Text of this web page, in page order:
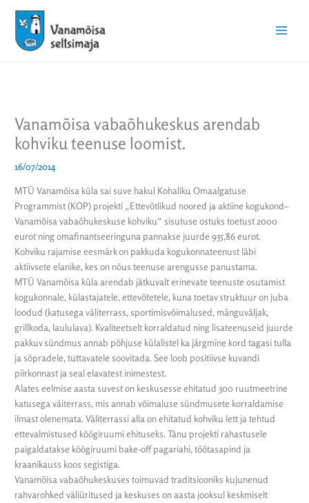
content
Menu
Vanamõisa vabaõhukeskus arendab
kohviku teenuse loomist.
16/07/2014
MTÜ Vanamõisa küla sai suve hakul Kohaliku Omaalgatuse
Programmist (KOP) projekti „Ettevõtlikud noored ja aktiine kogukond–
Vanamõisa vabaõhukeskuse kohviku“ sisutuse ostuks toetust 2000
eurot ning omafinantseeringuna pannakse juurde 935,86 eurot.
Kohviku rajamise eesmärk on pakkuda kogukonnateenust läbi
aktiivsete elanike, kes on nõus teenuse arengusse panustama.
MTÜ Vanamõisa küla arendab jätkuvalt erinevate teenuste osutamist
kogukonnale, külastajatele, ettevõtetele, kuna toetav struktuur on juba
loodud (katusega väliterrass, sportimisvõimalused, mänguväljak,
grillkoda, laululava). Kvaliteetselt korraldatud ning lisateenuseid juurde
pakkuv sündmus annab põhjuse külalistel ka järgmine kord tagasi tulla
ja sõpradele, tuttavatele soovitada. See loob positiivse kuvandi
piirkonnast ja seal elavatest inimestest.
Alates eelmise aasta suvest on keskusesse ehitatud 300 ruutmeetrine
katusega väiterrass, mis annab võimaluse sündmusete korraldamise
ilmast olenemata. Väliterrassi alla on ehitatud kohviku lett ja tehtud
ettevalmistused köögiruumi ehituseks. Tänu projekti rahastusele
paigaldatakse köögiruumi bake-off pagariahi, töötasapind ja
kraanikauss koos segistiga.
Vanamõisa vabaõhukeskuses toimuvad traditsiooniks kujunenud
rahvarohked väliüritused ja keskuses on aasta jooksul keskmiselt